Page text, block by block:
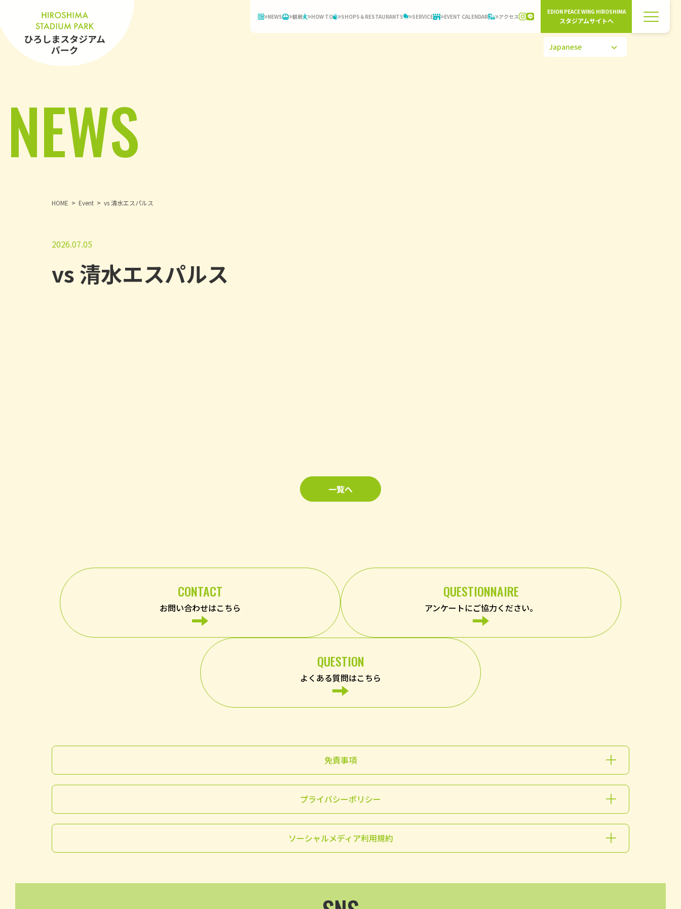
NEWS 観戦 HOW TO SHOPS＆RESTAURANTS SERVICE EVENT CALENDAR アクセス
EDION PEACE WING HIROSHIMA
スタジアムサイトへ
NEWS
HOME Event vs 清水エスパルス
2026.07.05
vs 清水エスパルス
一覧へ
CONTACT
お問い合わせはこちら
QUESTIONNAIRE
アンケートにご協力ください。
QUESTION
よくある質問はこちら
免責事項
プライバシーポリシー
ソーシャルメディア利用規約